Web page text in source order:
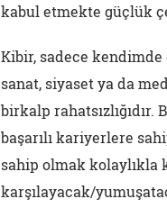
kabul etmekte güçlük
Kibir, sadece
sanat, siyaset ya da
birkalp rahatsızlığıdır.
başarılı kariyerlere
sahip olmak kolaylıkla
karşılayacak/